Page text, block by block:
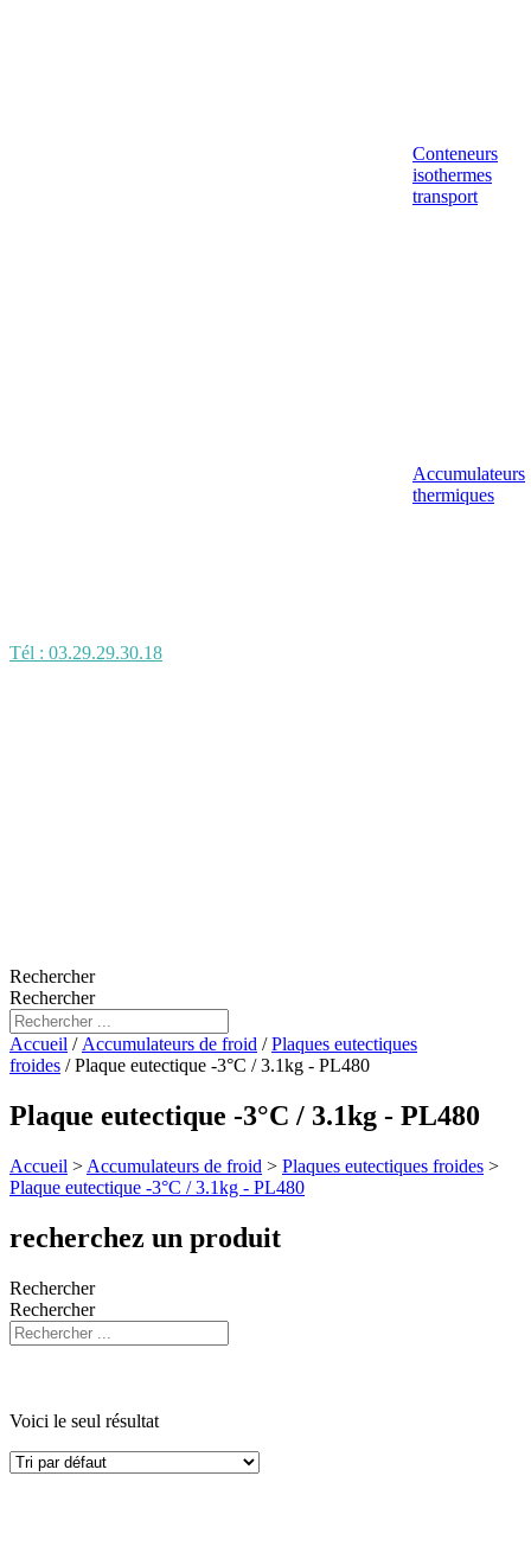
Conteneurs
isothermes
transport
Accumulateurs
thermiques
Tél : 03.29.29.30.18
Rechercher
Rechercher
Accueil / Accumulateurs de froid /Plaques eutectiques
froides / Plaque eutectique -3°C / 3.1kg - PL480
Plaque eutectique -3°C / 3.1kg - PL480
Accueil > Accumulateurs de froid > Plaques eutectiques froides >
Plaque eutectique -3°C / 3.1kg - PL480
recherchez un produit
Rechercher
Rechercher
Voici le seul résultat